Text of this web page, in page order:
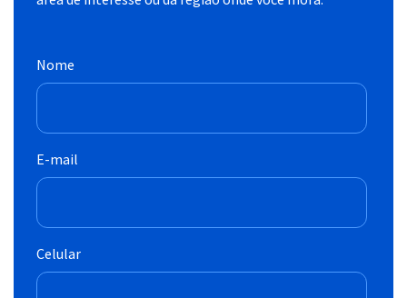
Nome
E-mail
Celular